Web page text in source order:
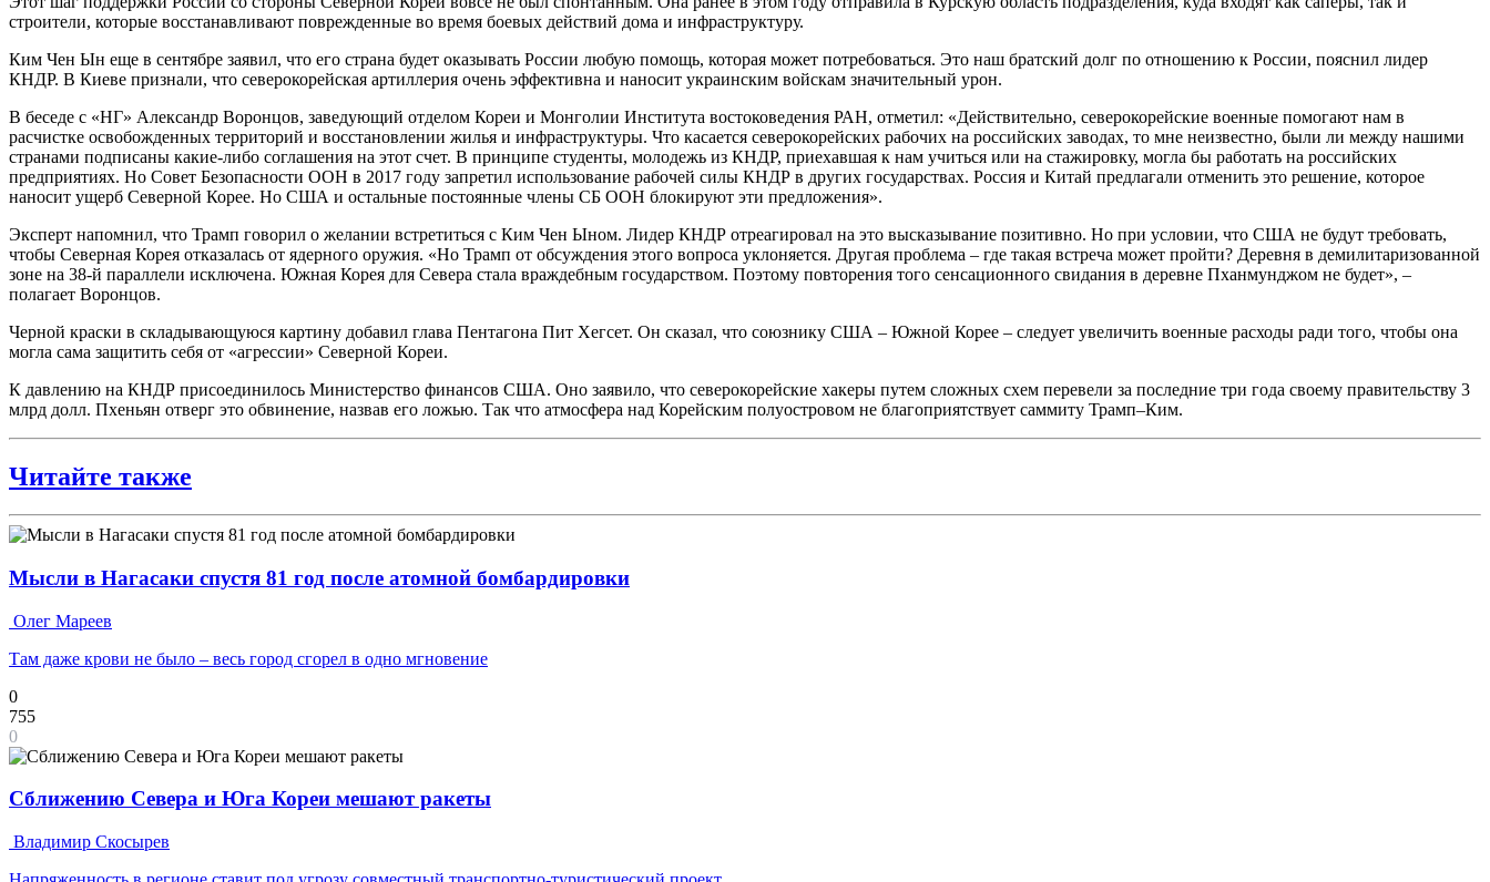
строители, которые восстанавливают поврежденные во время боевых действий дома и инфраструктуру.
Ким Чен Ын еще в сентябре заявил, что его страна будет оказывать России любую помощь, которая может потребоваться. Это наш братский долг по отношению к России, пояснил лидер
КНДР. В Киеве признали, что северокорейская артиллерия очень эффективна и наносит украинским войскам значительный урон.
В беседе с «НГ» Александр Воронцов, заведующий отделом Кореи и Монголии Института востоковедения РАН, отметил: «Действительно, северокорейские военные помогают нам в
расчистке освобожденных территорий и восстановлении жилья и инфраструктуры. Что касается северокорейских рабочих на российских заводах, то мне неизвестно, были ли между нашими
странами подписаны какие-либо соглашения на этот счет. В принципе студенты, молодежь из КНДР, приехавшая к нам учиться или на стажировку, могла бы работать на российских
предприятиях. Но Совет Безопасности ООН в 2017 году запретил использование рабочей силы КНДР в других государствах. Россия и Китай предлагали отменить это решение, которое
наносит ущерб Северной Корее. Но США и остальные постоянные члены СБ ООН блокируют эти предложения».
Эксперт напомнил, что Трамп говорил о желании встретиться с Ким Чен Ыном. Лидер КНДР отреагировал на это высказывание позитивно. Но при условии, что США не будут требовать,
чтобы Северная Корея отказалась от ядерного оружия. «Но Трамп от обсуждения этого вопроса уклоняется. Другая проблема – где такая встреча может пройти? Деревня в демилитаризованной
зоне на 38-й параллели исключена. Южная Корея для Севера стала враждебным государством. Поэтому повторения того сенсационного свидания в деревне Пханмунджом не будет», –
полагает Воронцов.
Черной краски в складывающуюся картину добавил глава Пентагона Пит Хегсет. Он сказал, что союзнику США – Южной Корее – следует увеличить военные расходы ради того, чтобы она
могла сама защитить себя от «агрессии» Северной Кореи.
К давлению на КНДР присоединилось Министерство финансов США. Оно заявило, что северокорейские хакеры путем сложных схем перевели за последние три года своему правительству 3
млрд долл. Пхеньян отверг это обвинение, назвав его ложью. Так что атмосфера над Корейским полуостровом не благоприятствует саммиту Трамп–Ким.
Читайте также
Мысли в Нагасаки спустя 81 год после атомной бомбардировки
Олег Мареев
Там даже крови не было – весь город сгорел в одно мгновение
0
755
0
Сближению Севера и Юга Кореи мешают ракеты
Владимир Скосырев